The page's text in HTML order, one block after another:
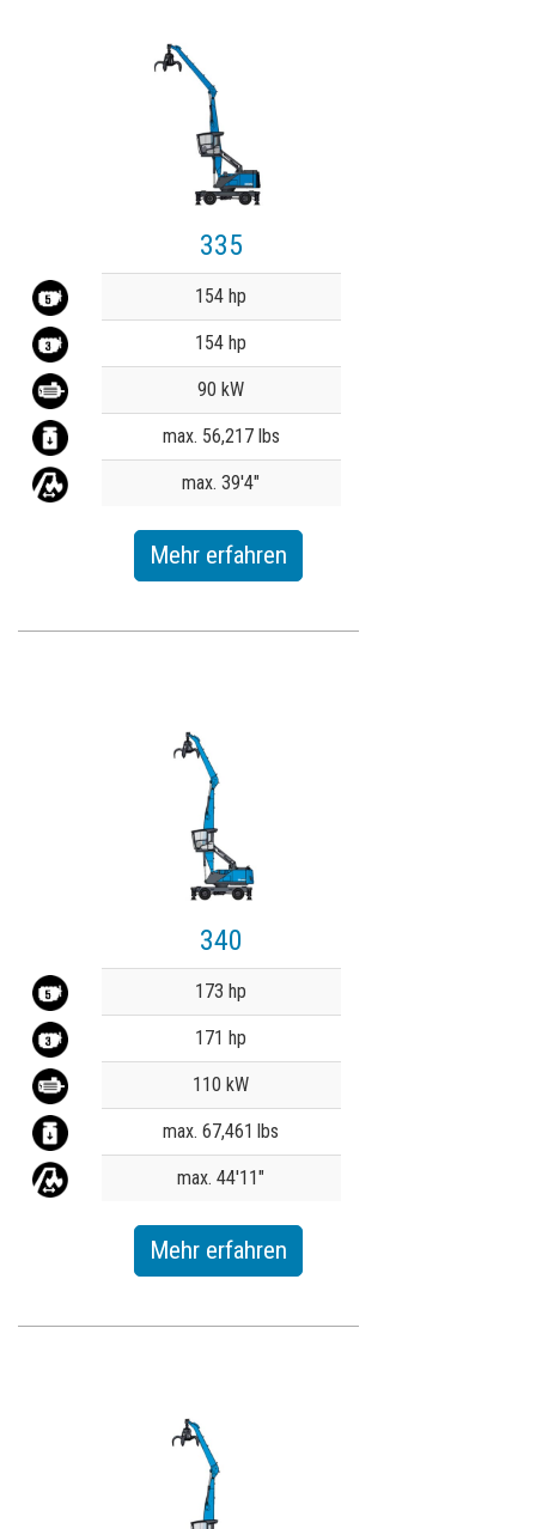
335
154 hp
154 hp
90 kW
max. 56,217 lbs
max. 39'4"
Mehr erfahren
340
173 hp
171 hp
110 kW
max. 67,461 lbs
max. 44'11"
Mehr erfahren